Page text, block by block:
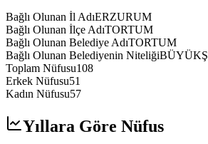
Bağlı Olunan İl AdıERZURUM
Bağlı Olunan İlçe AdıTORTUM
Bağlı Olunan Belediye AdıTORTUM
Bağlı Olunan Belediyenin Niteliği
Toplam Nüfusu108
Erkek Nüfusu51
Kadın Nüfusu57
Yıllara Göre Nüfus